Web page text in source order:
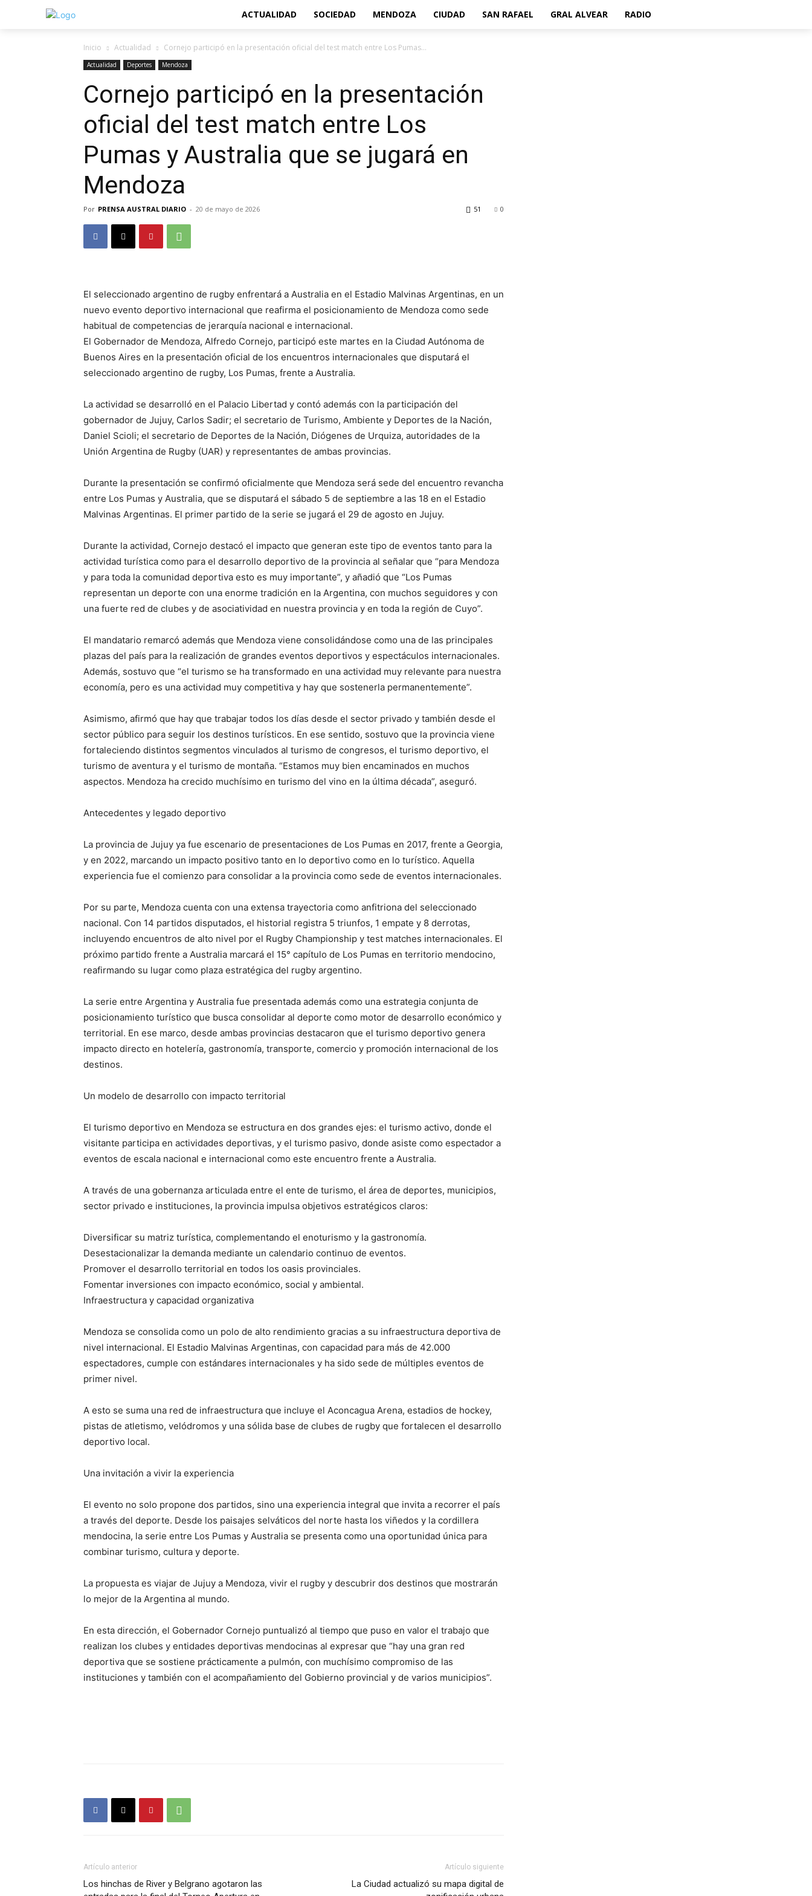
ACTUALIDAD SOCIEDAD MENDOZA CIUDAD SAN RAFAEL GRAL ALVEAR RADIO
Inicio Actualidad Cornejo participó en la presentación oficial del test match entre Los Pumas...
Actualidad Deportes Mendoza
Cornejo participó en la presentación
oficial del test match entre Los
Pumas y Australia que se jugará en
Mendoza
Por PRENSA AUSTRAL DIARIO - 20 de mayo de 2026 0
51
El seleccionado argentino de rugby enfrentará a Australia en el Estadio Malvinas Argentinas, en un
nuevo evento deportivo internacional que reafirma el posicionamiento de Mendoza como sede
habitual de competencias de jerarquía nacional e internacional.
El Gobernador de Mendoza, Alfredo Cornejo, participó este martes en la Ciudad Autónoma de
Buenos Aires en la presentación oficial de los encuentros internacionales que disputará el
seleccionado argentino de rugby, Los Pumas, frente a Australia.
La actividad se desarrolló en el Palacio Libertad y contó además con la participación del
gobernador de Jujuy, Carlos Sadir; el secretario de Turismo, Ambiente y Deportes de la Nación,
Daniel Scioli; el secretario de Deportes de la Nación, Diógenes de Urquiza, autoridades de la
Unión Argentina de Rugby (UAR) y representantes de ambas provincias.
Durante la presentación se confirmó oficialmente que Mendoza será sede del encuentro revancha
entre Los Pumas y Australia, que se disputará el sábado 5 de septiembre a las 18 en el Estadio
Malvinas Argentinas. El primer partido de la serie se jugará el 29 de agosto en Jujuy.
Durante la actividad, Cornejo destacó el impacto que generan este tipo de eventos tanto para la
actividad turística como para el desarrollo deportivo de la provincia al señalar que “para Mendoza
y para toda la comunidad deportiva esto es muy importante”, y añadió que “Los Pumas
representan un deporte con una enorme tradición en la Argentina, con muchos seguidores y con
una fuerte red de clubes y de asociatividad en nuestra provincia y en toda la región de Cuyo”.
El mandatario remarcó además que Mendoza viene consolidándose como una de las principales
plazas del país para la realización de grandes eventos deportivos y espectáculos internacionales.
Además, sostuvo que “el turismo se ha transformado en una actividad muy relevante para nuestra
economía, pero es una actividad muy competitiva y hay que sostenerla permanentemente”.
Asimismo, afirmó que hay que trabajar todos los días desde el sector privado y también desde el
sector público para seguir los destinos turísticos. En ese sentido, sostuvo que la provincia viene
fortaleciendo distintos segmentos vinculados al turismo de congresos, el turismo deportivo, el
turismo de aventura y el turismo de montaña. “Estamos muy bien encaminados en muchos
aspectos. Mendoza ha crecido muchísimo en turismo del vino en la última década”, aseguró.
Antecedentes y legado deportivo
La provincia de Jujuy ya fue escenario de presentaciones de Los Pumas en 2017, frente a Georgia,
y en 2022, marcando un impacto positivo tanto en lo deportivo como en lo turístico. Aquella
experiencia fue el comienzo para consolidar a la provincia como sede de eventos internacionales.
Por su parte, Mendoza cuenta con una extensa trayectoria como anfitriona del seleccionado
nacional. Con 14 partidos disputados, el historial registra 5 triunfos, 1 empate y 8 derrotas,
incluyendo encuentros de alto nivel por el Rugby Championship y test matches internacionales. El
próximo partido frente a Australia marcará el 15° capítulo de Los Pumas en territorio mendocino,
reafirmando su lugar como plaza estratégica del rugby argentino.
La serie entre Argentina y Australia fue presentada además como una estrategia conjunta de
posicionamiento turístico que busca consolidar al deporte como motor de desarrollo económico y
territorial. En ese marco, desde ambas provincias destacaron que el turismo deportivo genera
impacto directo en hotelería, gastronomía, transporte, comercio y promoción internacional de los
destinos.
Un modelo de desarrollo con impacto territorial
El turismo deportivo en Mendoza se estructura en dos grandes ejes: el turismo activo, donde el
visitante participa en actividades deportivas, y el turismo pasivo, donde asiste como espectador a
eventos de escala nacional e internacional como este encuentro frente a Australia.
A través de una gobernanza articulada entre el ente de turismo, el área de deportes, municipios,
sector privado e instituciones, la provincia impulsa objetivos estratégicos claros:
Diversificar su matriz turística, complementando el enoturismo y la gastronomía.
Desestacionalizar la demanda mediante un calendario continuo de eventos.
Promover el desarrollo territorial en todos los oasis provinciales.
Fomentar inversiones con impacto económico, social y ambiental.
Infraestructura y capacidad organizativa
Mendoza se consolida como un polo de alto rendimiento gracias a su infraestructura deportiva de
nivel internacional. El Estadio Malvinas Argentinas, con capacidad para más de 42.000
espectadores, cumple con estándares internacionales y ha sido sede de múltiples eventos de
primer nivel.
A esto se suma una red de infraestructura que incluye el Aconcagua Arena, estadios de hockey,
pistas de atletismo, velódromos y una sólida base de clubes de rugby que fortalecen el desarrollo
deportivo local.
Una invitación a vivir la experiencia
El evento no solo propone dos partidos, sino una experiencia integral que invita a recorrer el país
a través del deporte. Desde los paisajes selváticos del norte hasta los viñedos y la cordillera
mendocina, la serie entre Los Pumas y Australia se presenta como una oportunidad única para
combinar turismo, cultura y deporte.
La propuesta es viajar de Jujuy a Mendoza, vivir el rugby y descubrir dos destinos que mostrarán
lo mejor de la Argentina al mundo.
En esta dirección, el Gobernador Cornejo puntualizó al tiempo que puso en valor el trabajo que
realizan los clubes y entidades deportivas mendocinas al expresar que “hay una gran red
deportiva que se sostiene prácticamente a pulmón, con muchísimo compromiso de las
instituciones y también con el acompañamiento del Gobierno provincial y de varios municipios”.
Artículo anterior
Los hinchas de River y Belgrano agotaron las
Artículo siguiente
La Ciudad actualizó su mapa digital de